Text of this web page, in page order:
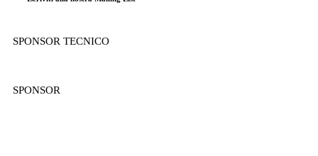
SPONSOR TECNICO
SPONSOR